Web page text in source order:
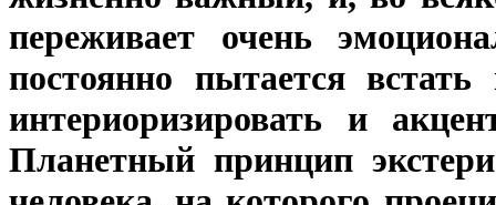
переживает очень
постоянно пытается
интериоризировать и
Планетный принцип